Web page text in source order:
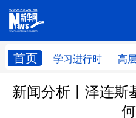
首页 学习进行时 高
网
学习进行时 高层
新闻分析丨泽连斯